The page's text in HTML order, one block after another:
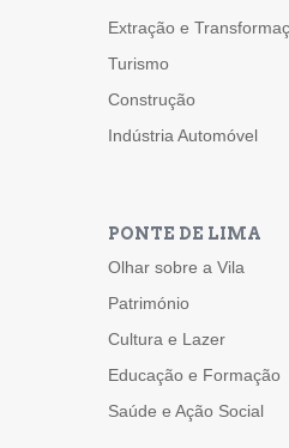
Extração e
Turismo
Construção
Indústria Automóvel
PONTE DE LIMA
Olhar sobre a Vila
Património
Cultura e Lazer
Educação e Formação
Saúde e Ação Social